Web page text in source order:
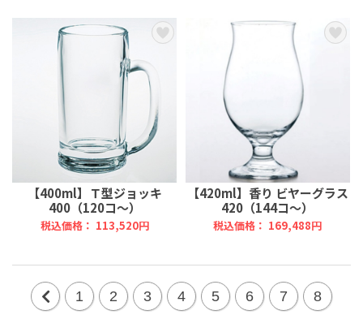
【400ml】Ｔ型ジョッキ
400（120コ～）
税込価格： 113,520円
【420ml】香り ビヤーグラス
420（144コ～）
税込価格： 169,488円
1 2 3 4 5 6 7 8